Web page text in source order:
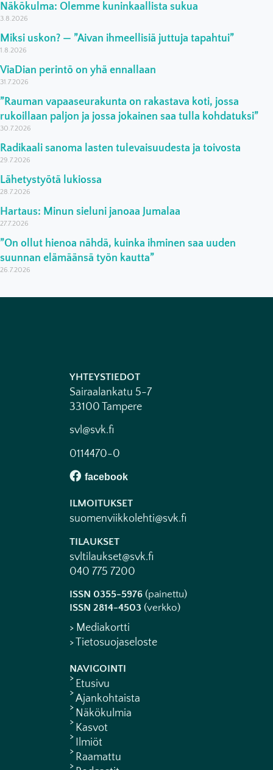
Näkökulma: Olemme kuninkaallista sukua
3.8.2026
Miksi uskon? — ”Aivan ihmeellisiä juttuja tapahtui”
1.8.2026
ViaDian perintö on yhä ennallaan
31.7.2026
”Rauman vapaaseurakunta on rakastava koti, jossa
rukoillaan paljon ja jossa jokainen saa tulla kohdatuksi”
30.7.2026
Radikaali sanoma lasten tulevaisuudesta ja toivosta
29.7.2026
Lähetystyötä lukiossa
28.7.2026
Hartaus: Minun sieluni janoaa Jumalaa
27.7.2026
”On ollut hienoa nähdä, kuinka ihminen saa uuden
suunnan elämäänsä työn kautta”
26.7.2026
YHTEYSTIEDOT
Sairaalankatu 5-7
33100 Tampere
svl@svk.fi
0114470-0
ILMOITUKSET
suomenviikkolehti@svk.fi
TILAUKSET
svltilaukset@svk.fi
040 775 7200
ISSN 0355-5976 (painettu)
ISSN 2814-4503 (verkko)
> Mediakortti
> Tietosuojaseloste
NAVIGOINTI
Etusivu
Ajankohtaista
Näkökulmia
Kasvot
Ilmiöt
Raamattu